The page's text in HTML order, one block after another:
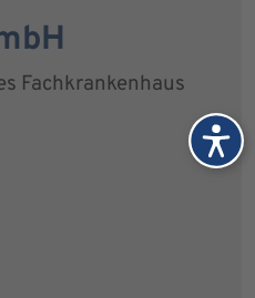
Fachkrankenhaus